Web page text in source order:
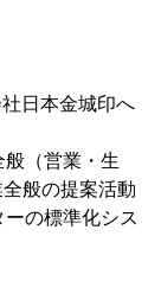
日本金城印へ
（営業・生
般の提案活動
の標準化シス